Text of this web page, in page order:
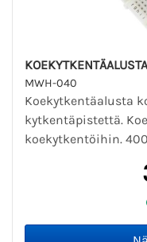
MWH-040
Koekytkentäalusta
kytkentäpistettä.
koekytkentöihin.